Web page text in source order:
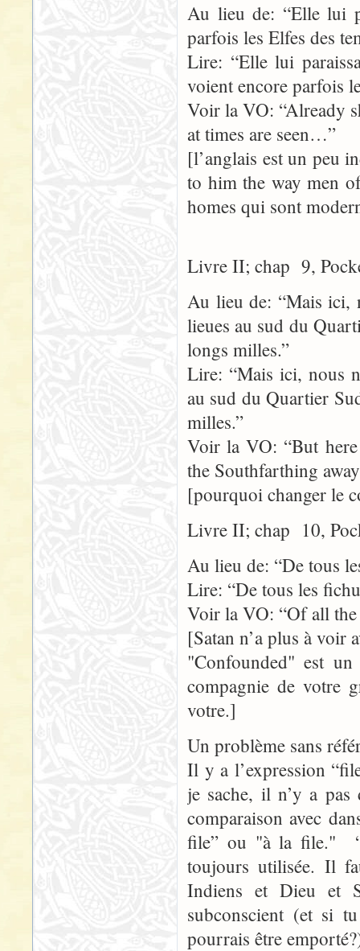
Au lieu de: “Elle lui
parfois les Elfes des
Lire: “Elle lui
voient encore parfois
Voir la VO: “Already
at times are seen…”
[l’anglais est un peu
to him the way men
homes qui sont
Livre II; chap 9,
Au lieu de: “Mais ici,
lieues au sud du
longs milles.”
Lire: “Mais ici, nous
au sud du Quartier
milles.”
Voir la VO: “But
the Southfarthing
[pourquoi changer le
Livre II; chap 10,
Au lieu de: “De tous
Lire: “De tous les
Voir la VO: “Of all the
[Satan n’a plus à voir
"Confounded" est
compagnie de votre
votre.]
Un problème sans
Il y a l’expression
je sache, il n’y a
comparaison avec
file” ou "à la file."
toujours utilisée. Il
Indiens et Dieu et
subconscient (et si
pourrais être